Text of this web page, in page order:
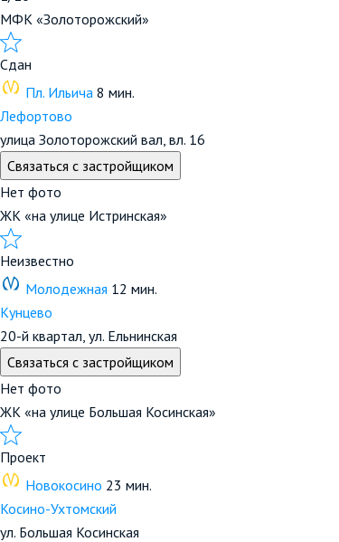
МФК «Золоторожский»
Сдан
Пл. Ильича 8 мин.
Лефортово
улица Золоторожский вал, вл. 16
Связаться с застройщиком
Нет фото
ЖК «на улице Истринская»
Неизвестно
Молодежная 12 мин.
Кунцево
20-й квартал, ул. Ельнинская
Связаться с застройщиком
Нет фото
ЖК «на улице Большая Косинская»
Проект
Новокосино 23 мин.
Косино-Ухтомский
ул. Большая Косинская